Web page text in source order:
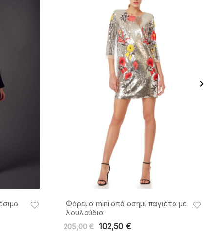
Φόρεμα mini από ασημί παγιέτα με
λουλούδια
205,00€ 102,50 €